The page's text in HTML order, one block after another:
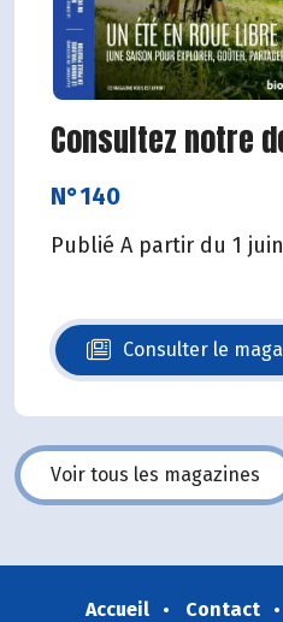
Consultez notre
N°140
Publié A partir du 1
Consulter le
N°140
Voir tous les magazines
Accueil Contact